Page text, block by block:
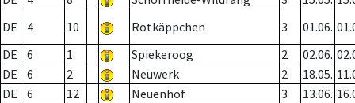
DE
4 10 Rotkäppchen 3 01.06.
DE
6 1 Spiekeroog 2 02.06.
DE
6 2 Neuwerk 2 18.05.
DE
6 12 Neuenhof 3 13.06.